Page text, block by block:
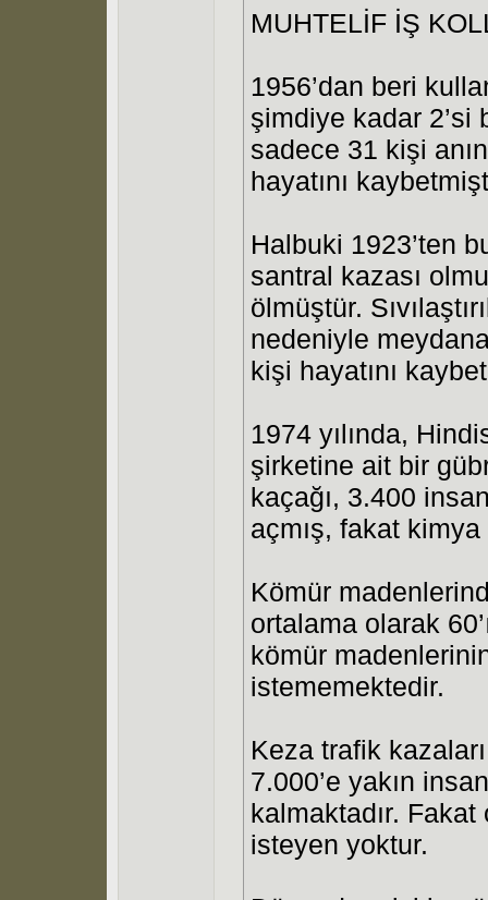
MUHTELİF İŞ
1956’dan beri
şimdiye kadar
sadece 31 kişi
hayatını
Halbuki 1923’ten
santral kazası
ölmüştür.
nedeniyle
kişi hayatını
1974 yılında,
şirketine ait bir
kaçağı, 3.400
açmış, fakat
Kömür
ortalama olarak
kömür
istememektedir.
Keza trafik
7.000’e yakın
kalmaktadır. Fakat
isteyen yoktur.